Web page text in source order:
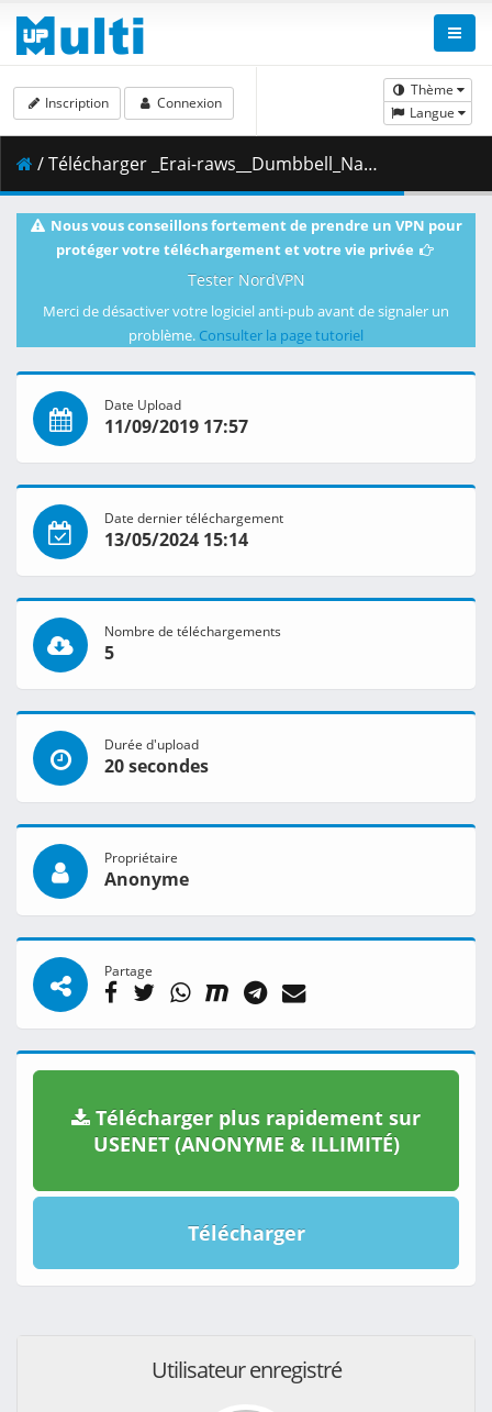
Thème
Langue
Inscription Connexion
/ Télécharger _Erai-raws__Dumbbell_Nan_Kilo_Moteru_-_11__720p_.mkv.002 ( 301.17 MB )
Nous vous conseillons fortement de prendre un VPN pour
protéger votre téléchargement et votre vie privée
Tester NordVPN
Merci de désactiver votre logiciel anti-pub avant de signaler un
problème. Consulter la page tutoriel
Date Upload
11/09/2019 17:57
Date dernier téléchargement
13/05/2024 15:14
Nombre de téléchargements
5
Durée d'upload
20 secondes
Propriétaire
Anonyme
Partage
Télécharger plus rapidement sur
USENET (ANONYME & ILLIMITÉ)
Télécharger
Utilisateur enregistré